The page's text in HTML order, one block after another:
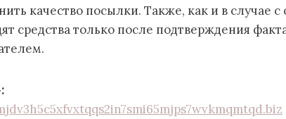
качество посылки. Также, как и в случае
средства только после подтверждения